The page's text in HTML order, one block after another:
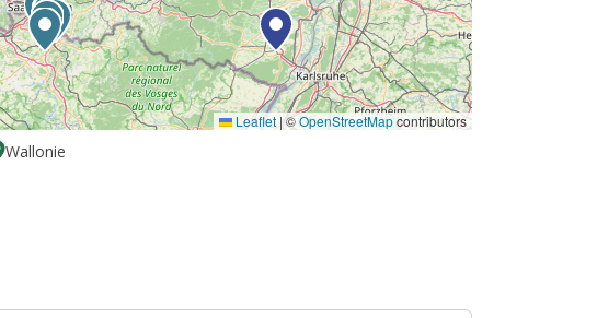
Leaflet |©OpenStreetMapcontributors
Wallonie